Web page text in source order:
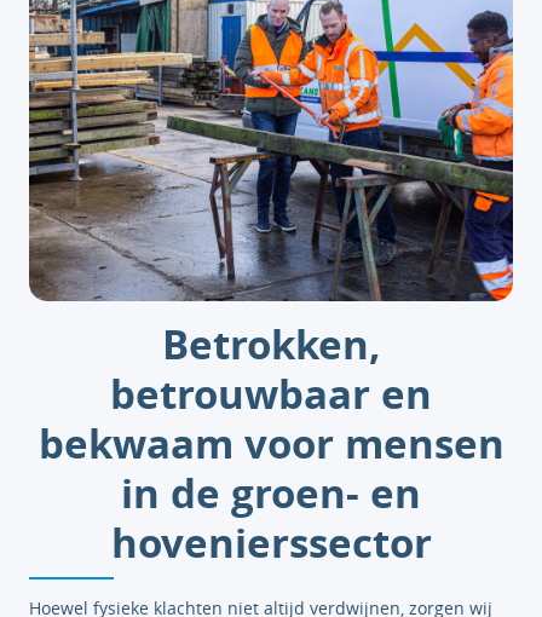
Betrokken,
betrouwbaar en
bekwaam voor mensen
in de groen- en
hovenierssector
Hoewel fysieke klachten niet altijd verdwijnen, zorgen wij